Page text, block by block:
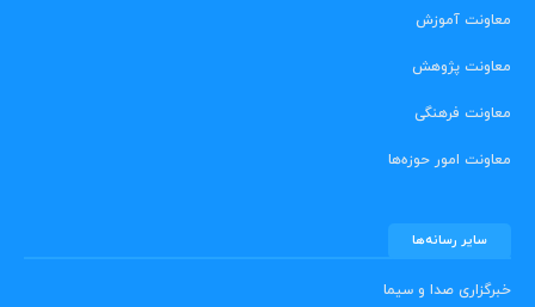
معاونت آموزش
معاونت پژوهش
معاونت فرهنگی
معاونت امور حوزه‌ها
سایر رسانه‌ها
خبرگزاری صدا و سیما